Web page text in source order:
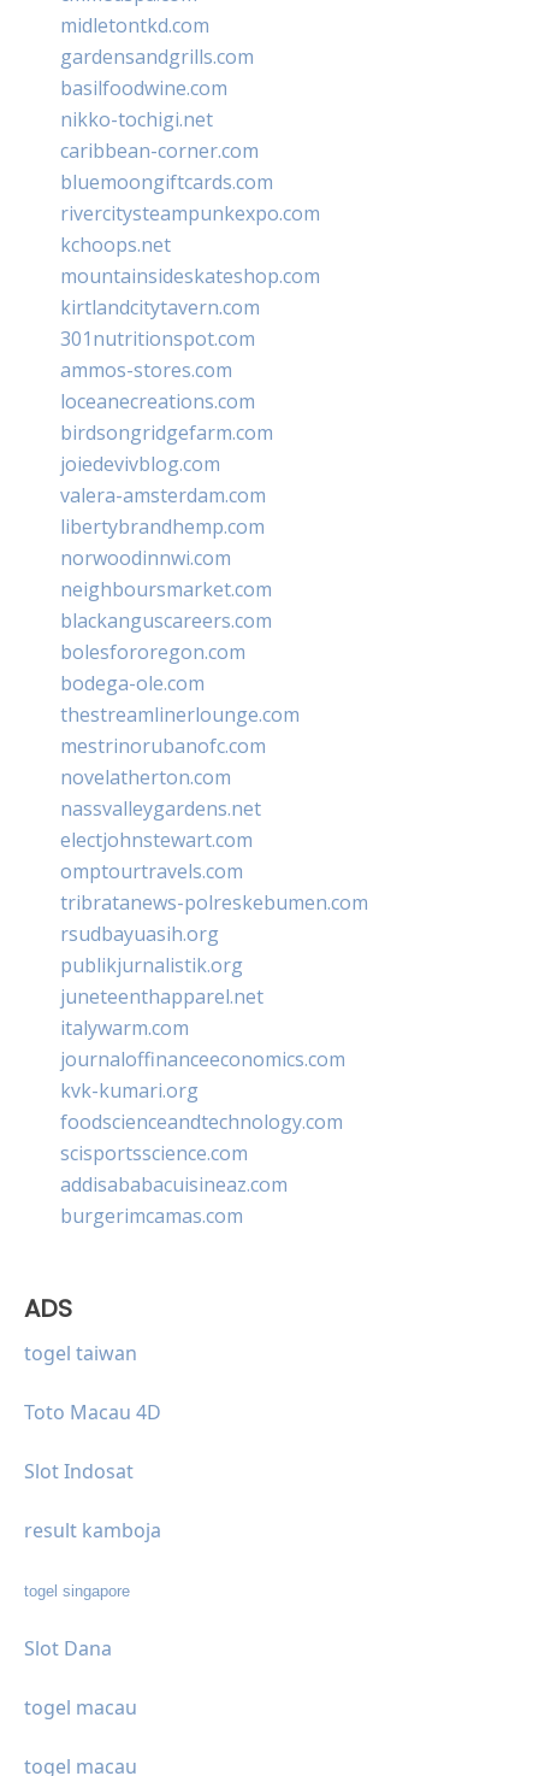
midletontkd.com
gardensandgrills.com
basilfoodwine.com
nikko-tochigi.net
caribbean-corner.com
bluemoongiftcards.com
rivercitysteampunkexpo.com
kchoops.net
mountainsideskateshop.com
kirtlandcitytavern.com
301nutritionspot.com
ammos-stores.com
loceanecreations.com
birdsongridgefarm.com
joiedevivblog.com
valera-amsterdam.com
libertybrandhemp.com
norwoodinnwi.com
neighboursmarket.com
blackanguscareers.com
bolesfororegon.com
bodega-ole.com
thestreamlinerlounge.com
mestrinorubanofc.com
novelatherton.com
nassvalleygardens.net
electjohnstewart.com
omptourtravels.com
tribratanews-polreskebumen.com
rsudbayuasih.org
publikjurnalistik.org
juneteenthapparel.net
italywarm.com
journaloffinanceeconomics.com
kvk-kumari.org
foodscienceandtechnology.com
scisportsscience.com
addisababacuisineaz.com
burgerimcamas.com
ADS
togel taiwan
Toto Macau 4D
Slot Indosat
result kamboja
togel singapore
Slot Dana
togel macau
togel macau